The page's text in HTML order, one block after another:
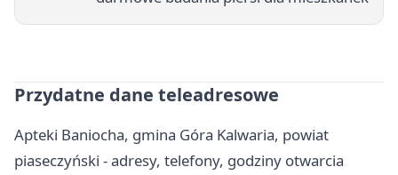
Przydatne dane teleadresowe
Apteki Baniocha, gmina Góra Kalwaria, powiat
piaseczyński - adresy, telefony, godziny otwarcia